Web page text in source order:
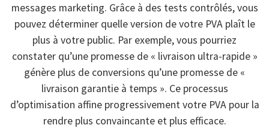
messages marketing. Grâce à des tests contrôlés, vous
pouvez déterminer quelle version de votre PVA plaît le
plus à votre public. Par exemple, vous pourriez
constater qu’une promesse de « livraison ultra-rapide »
génère plus de conversions qu’une promesse de «
livraison garantie à temps ». Ce processus
d’optimisation affine progressivement votre PVA pour la
rendre plus convaincante et plus efficace.